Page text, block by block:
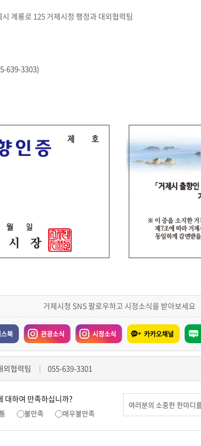
계룡로 125 거제시청 행정과 대외협력팀
639-3303)
거제시청 SNS 팔로우하고 시정소식을 받아보세요
북 관광소식 시정소식 카카오채널
외협력팀 055-639-3301
대하여 만족하십니까?
불만족 매우불만족